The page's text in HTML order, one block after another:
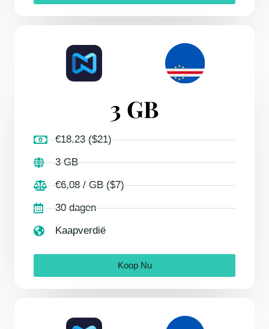
3 GB
€18.23 ($21)
3 GB
€6,08 / GB ($7)
30 dagen
Kaapverdië
Koop Nu